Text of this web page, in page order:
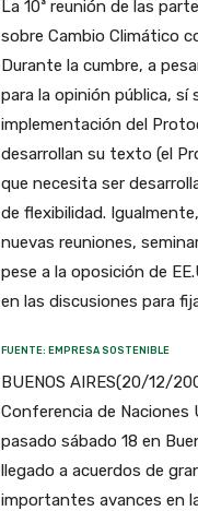
La 10ª reunión de las
sobre Cambio Climático
Durante la cumbre, a
para la opinión pública,
implementación del
desarrollan su texto (el
que necesita ser
de flexibilidad.
nuevas reuniones,
pese a la oposición de
en las discusiones para
FUENTE: EMPRESA SOSTENIBLE
BUENOS AIRES(20/12/
Conferencia de Naciones
pasado sábado 18 en
llegado a acuerdos de
importantes avances en